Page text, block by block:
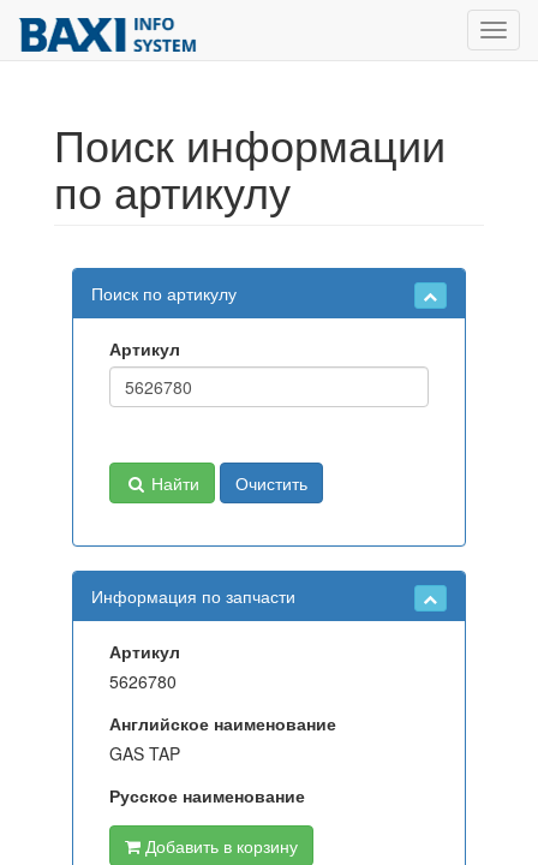
Поиск информации
по артикулу
Поиск по артикулу
Артикул
Найти Очистить
Информация по запчасти
Артикул
5626780
Английское наименование
GAS TAP
Русское наименование
Добавить в корзину